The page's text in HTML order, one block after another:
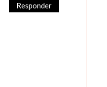
Responder